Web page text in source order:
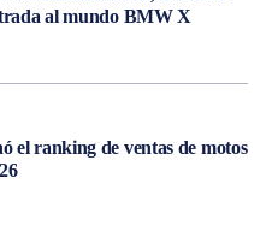
al mundo BMW X
el ranking de ventas de motos